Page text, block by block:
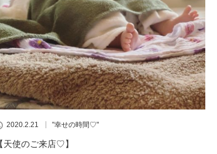
2020.2.21 "幸せの時間♡"
【天使のご来店♡】